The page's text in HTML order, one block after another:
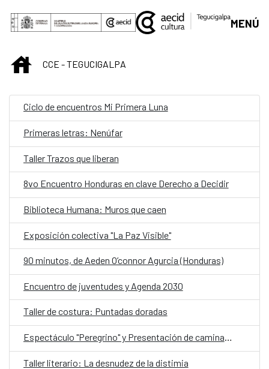
Saltar al contenido principal
MENÚ
INICIOCCE - TEGUCIGALPA
Ciclo de encuentros Mi Primera Luna
Primeras letras: Nenúfar
Taller Trazos que liberan
8vo Encuentro Honduras en clave Derecho a Decidir
Biblioteca Humana: Muros que caen
Exposición colectiva "La Paz Visible"
90 minutos, de Aeden O’connor Agurcia (Honduras)
Encuentro de juventudes y Agenda 2030
Taller de costura: Puntadas doradas
Espectáculo "Peregrino" y Presentación de caminantes
Taller literario: La desnudez de la distimia